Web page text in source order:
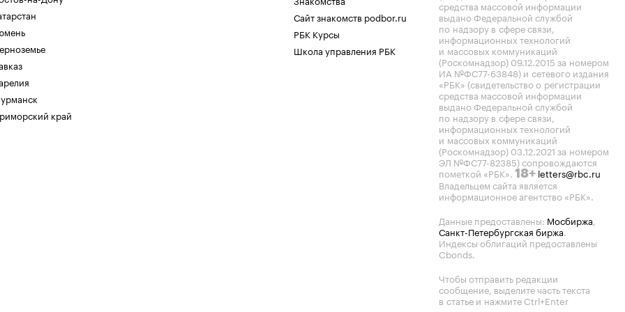
край
Сайт знакомств podbor.ru
РБК Курсы
Школа управления РБК
средства массовой информации
выдано Федеральной службой
по надзору в сфере связи,
информационных технологий
и массовых коммуникаций
(Роскомнадзор) 09.12.2015 за номером
ИА №ФС77-63848) и сетевого издания
«РБК» (свидетельство о регистрации
средства массовой информации
выдано Федеральной службой
по надзору в сфере связи,
информационных технологий
и массовых коммуникаций
(Роскомнадзор) 03.12.2021 за номером
ЭЛ №ФС77-82385) сопровождаются
пометкой «РБК». 18+ letters@rbc.ru
Владельцем сайта является
информационное агентство «РБК».
Данные предоставлены: Мосбиржа,
Санкт-Петербургская биржа.
Индексы облигаций предоставлены
Cbonds.
Чтобы отправить редакции
сообщение, выделите часть текста
в статье и нажмите Ctrl+Enter